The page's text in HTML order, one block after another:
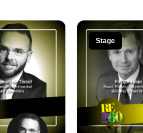
Stage